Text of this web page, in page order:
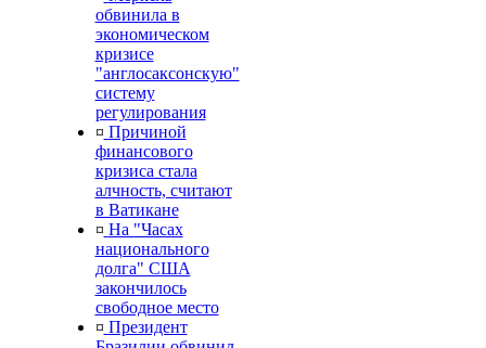
обвинила в
экономическом
кризисе
"англосаксонскую"
систему
регулирования
¤ Причиной
финансового
кризиса стала
алчность, считают
в Ватикане
¤ На "Часах
национального
долга" США
закончилось
свободное место
¤ Президент